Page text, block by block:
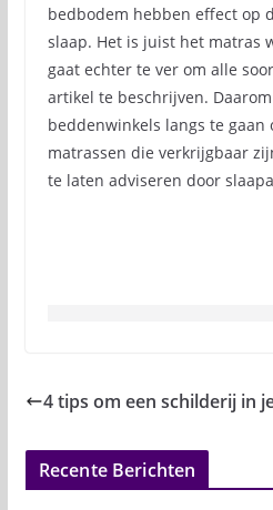
bedbodem hebben effect op
slaap. Het is juist het matras
gaat echter te ver om alle
artikel te beschrijven.
beddenwinkels langs te gaan
matrassen die verkrijgbaar
te laten adviseren door
4 tips om een schilderij in
Recente Berichten